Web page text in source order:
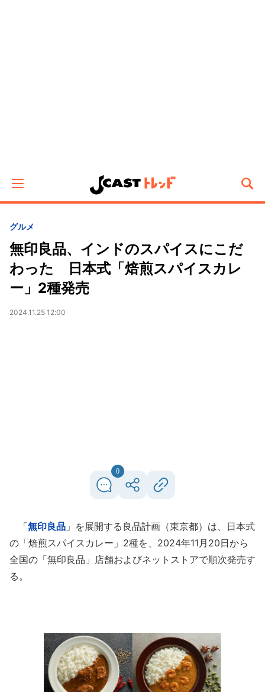
グルメ
無印良品、インドのスパイスにこだ
わった 日本式「焙煎スパイスカレ
ー」2種発売
2024.11.25 12:00
0
「無印良品 」を展開する良品計画（東京都）は、日本式
の「焙煎スパイスカレー」2種を、2024年11月20日から
全国の「無印良品」店舗およびネットストアで順次発売す
る。